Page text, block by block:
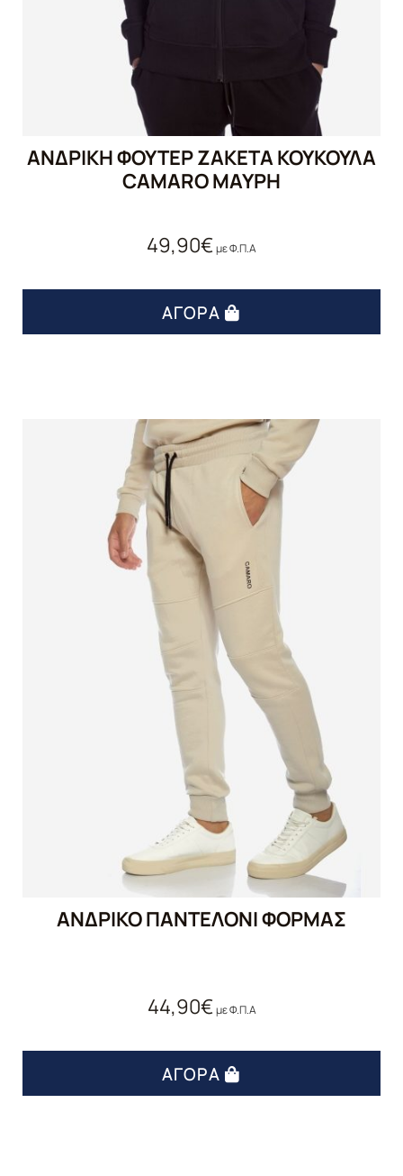
ΑΝΔΡΙΚΗ ΦΟΥΤΕΡ ΖΑΚΕΤΑ ΚΟΥΚΟΥΛΑ
CAMARO ΜΑΥΡΗ
49,90€με Φ.Π.Α
ΑΓΟΡΆ
ΑΝΔΡΙΚΟ ΠΑΝΤΕΛΟΝΙ ΦΟΡΜΑΣ
44,90€ με Φ.Π.Α
ΑΓΟΡΆ